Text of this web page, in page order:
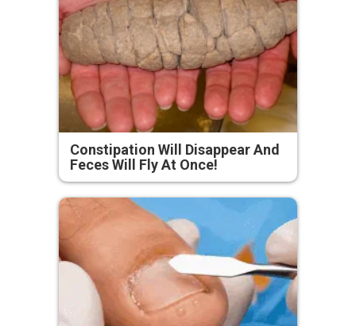
Constipation Will Disappear And
Feces Will Fly At Once!